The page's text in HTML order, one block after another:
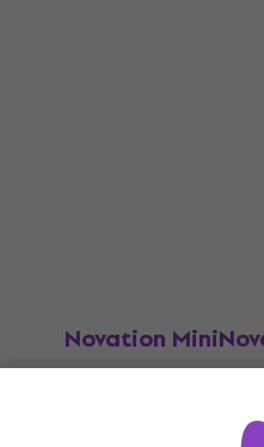
Novation
25 - 49 billentyű tok
a